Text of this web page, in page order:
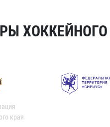
ХОККЕЙНОГО
края